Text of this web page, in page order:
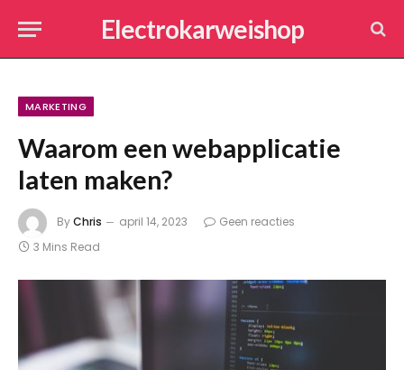
Electrokarweishop
MARKETING
Waarom een webapplicatie
laten maken?
ByChris april 14, 2023
Geen reacties
3 Mins Read